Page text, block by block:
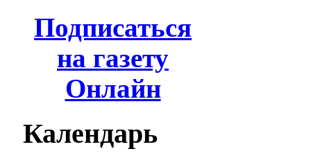
Подписаться
на газету
Онлайн
Календарь